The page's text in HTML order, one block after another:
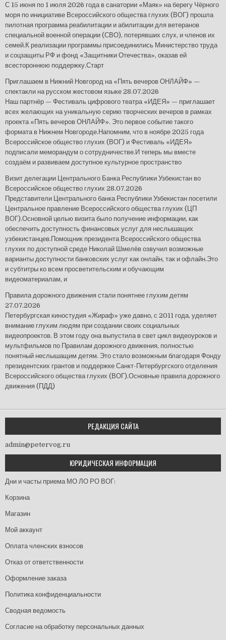
С 15 июня по 1 июля 2026 года в санатории «Маяк» на берегу Чёрного
моря по инициативе Всероссийского общества глухих (ВОГ) прошла
пилотная программа реабилитации и абилитации для ветеранов
специальной военной операции (СВО), потерявших слух, и членов их
семей.К реализации программы присоединились Министерство труда
и соцзащиты РФ и фонд «Защитники Отечества», оказав ей
всестороннюю поддержку.Старт
Приглашаем в Нижний Новгород на «Пять вечеров ОНЛАЙФ» —
спектакли на русском жестовом языке 28.07.2026
Наш партнёр — Фестиваль цифрового театра «ИДЕЯ» — приглашает
всех желающих на уникальную серию творческих вечеров в рамках
проекта «Пять вечеров ОНЛАЙФ». Это первое событие такого
формата в Нижнем Новгороде.Напомним, что в ноябре 2025 года
Всероссийское общество глухих (ВОГ) и Фестиваль «ИДЕЯ»
подписали меморандум о сотрудничестве.И теперь мы вместе
создаём и развиваем доступное культурное пространство
Визит делегации Центрального Банка Республики Узбекистан во
Всероссийское общество глухих 28.07.2026
Представители Центрального банка Республики Узбекистан посетили
Центральное правление Всероссийского общества глухих (ЦП
ВОГ).Основной целью визита было получение информации, как
обеспечить доступность финансовых услуг для неслышащих
узбекистанцев.Помощник президента Всероссийского общества
глухих по доступной среде Николай Шмелёв озвучил возможные
варианты доступности банковских услуг как онлайн, так и офлайн.Это
и субтитры ко всем просветительским и обучающим
видеоматериалам, и
Правила дорожного движения стали понятнее глухим детям
27.07.2026
Петербургская киностудия «Жираф» уже давно, с 2011 года, уделяет
внимание глухим людям при создании своих социальных
видеопроектов. В этом году она выпустила в свет цикл видеоуроков и
мультфильмов по Правилам дорожного движения, полностью
понятный неслышащим детям. Это стало возможным благодаря Фонду
президентских грантов и поддержке Санкт-Петербургского отделения
Всероссийского общества глухих (ВОГ).Основные правила дорожного
движения (ПДД)
РЕДАКЦИЯ САЙТА
admin@petervog.ru
ЮРИДИЧЕСКАЯ ИНФОРМАЦИЯ
Дни и часты приема МО ЛО РО ВОГ:
Корзина
Магазин
Мой аккаунт
Оплата членских взносов
Отказ от ответственности
Оформление заказа
Политика конфиденциальности
Сводная ведомость
Согласие на обработку персональных данных